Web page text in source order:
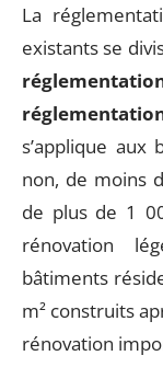
La
existants se
s’applique aux
non, de moins
de plus de 1
rénovation
bâtiments
m² construits
rénovation